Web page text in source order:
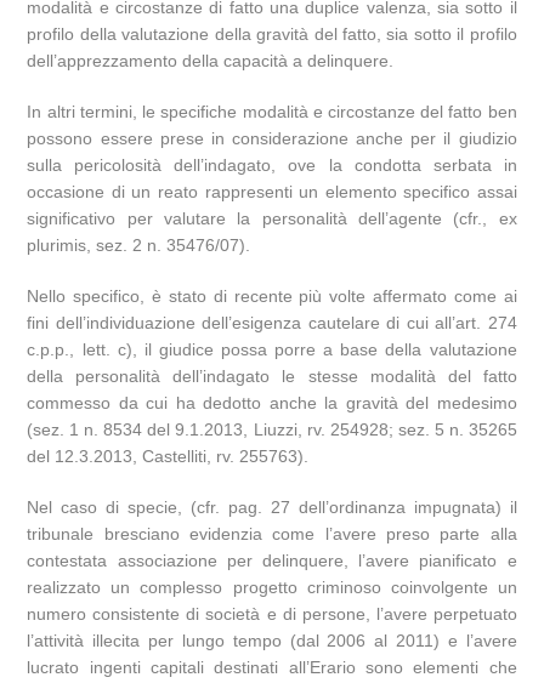
modalità e circostanze di fatto una duplice valenza, sia sotto il
profilo della valutazione della gravità del fatto, sia sotto il profilo
dell’apprezzamento della capacità a delinquere.
In altri termini, le specifiche modalità e circostanze del fatto ben
possono essere prese in considerazione anche per il giudizio
sulla pericolosità dell’indagato, ove la condotta serbata in
occasione di un reato rappresenti un elemento specifico assai
significativo per valutare la personalità dell’agente (cfr., ex
plurimis, sez. 2 n. 35476/07).
Nello specifico, è stato di recente più volte affermato come ai
fini dell’individuazione dell’esigenza cautelare di cui all’art. 274
c.p.p., lett. c), il giudice possa porre a base della valutazione
della personalità dell’indagato le stesse modalità del fatto
commesso da cui ha dedotto anche la gravità del medesimo
(sez. 1 n. 8534 del 9.1.2013, Liuzzi, rv. 254928; sez. 5 n. 35265
del 12.3.2013, Castelliti, rv. 255763).
Nel caso di specie, (cfr. pag. 27 dell’ordinanza impugnata) il
tribunale bresciano evidenzia come l’avere preso parte alla
contestata associazione per delinquere, l’avere pianificato e
realizzato un complesso progetto criminoso coinvolgente un
numero consistente di società e di persone, l’avere perpetuato
l’attività illecita per lungo tempo (dal 2006 al 2011) e l’avere
lucrato ingenti capitali destinati all’Erario sono elementi che